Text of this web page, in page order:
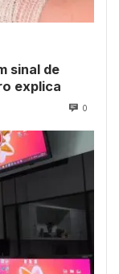
sinal de
explica
0